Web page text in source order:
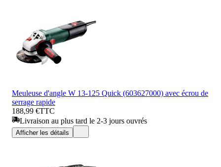
Meuleuse d'angle W 13-125 Quick (603627000) avec écrou de
serrage rapide
188,99 €TTC
Livraison au plus tard le 2-3 jours ouvrés
Afficher les détails